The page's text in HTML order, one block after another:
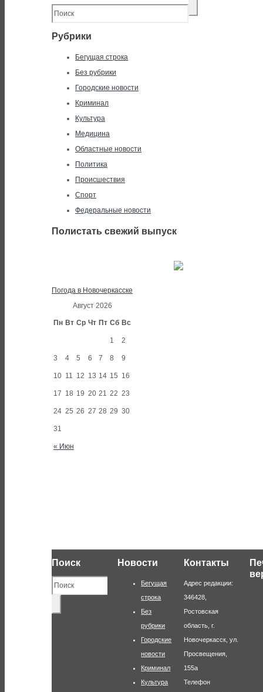
Рубрики
Бегущая строка
Без рубрики
Городские новости
Криминал
Культура
Медицина
Областные новости
Политика
Происшествия
Спорт
Федеральные новости
Полистать свежий выпуск
Погода в Новочеркасске
Август 2026
Пн Вт Ср Чт Пт Сб Вс
« Июн
1 2
3 4 5 6 7 8 9
10 11 12 13 14 15 16
17 18 19 20 21 22 23
24 25 26 27 28 29 30
31
Поиск Новости
Бегущая
строка
Без
рубрики
Городские
новости
Криминал
Культура
Контакты
Адрес редакции:
346428,
Ростовская
область, г.
Новочеркасск, ул.
Просвещения,
155а
Телефон